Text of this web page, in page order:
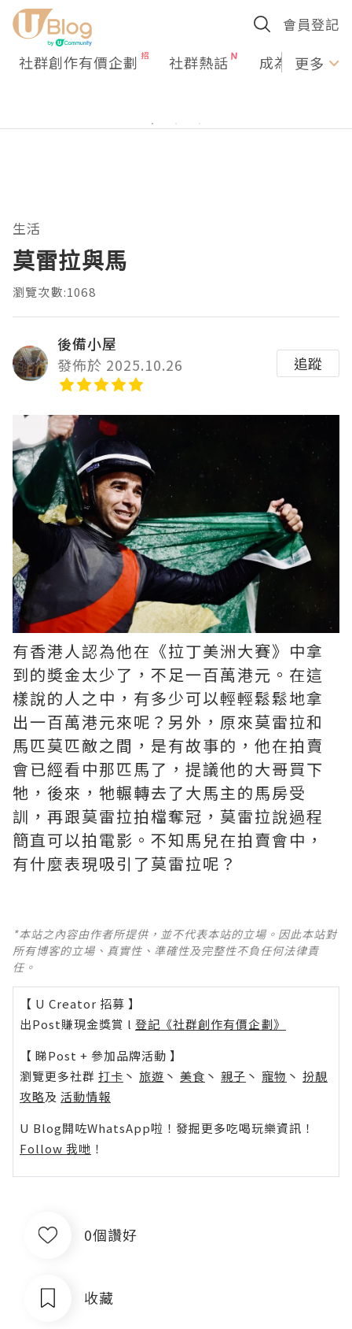
會員登記
社群創作有價企劃 社群熱話 成為U更多
生活
莫雷拉與馬
瀏覽次數:1068
後備小屋
發佈於 2025.10.26
追蹤
有香港人認為他在《拉丁美洲大賽》中拿
到的奬金太少了，不足一百萬港元。在這
樣說的人之中，有多少可以輕輕鬆鬆地拿
出一百萬港元來呢？另外，原來莫雷拉和
馬匹莫匹敵之間，是有故事的，他在拍賣
會已經看中那匹馬了，提議他的大哥買下
牠，後來，牠輾轉去了大馬主的馬房受
訓，再跟莫雷拉拍檔奪冠，莫雷拉說過程
簡直可以拍電影。不知馬兒在拍賣會中，
有什麼表現吸引了莫雷拉呢？
*本站之內容由作者所提供，並不代表本站的立場。因此本站對
所有博客的立場、真實性、準確性及完整性不負任何法律責
任。
【 U Creator 招募 】
出Post賺現金獎賞 l 登記《社群創作有價企劃》
【 睇Post + 參加品牌活動 】
瀏覽更多社群 打卡 丶 旅遊 丶 美食 丶 親子 丶 寵物 丶 扮靚
攻略及 活動情報
U Blog開咗WhatsApp啦！發掘更多吃喝玩樂資訊！
Follow 我哋 ！
0個讚好
收藏